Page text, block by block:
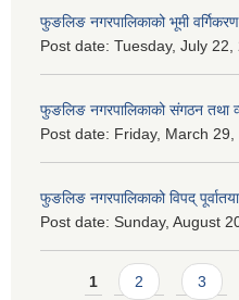
फुङलिङ नगरपालिकाको भूमी
Post date: Tuesday, July
फुङलिङ नगरपालिकाको संगठन तथा
Post date: Friday, March
फुङलिङ नगरपालिकाको विपद्
Post date: Sunday, August
Pages
1 2 3